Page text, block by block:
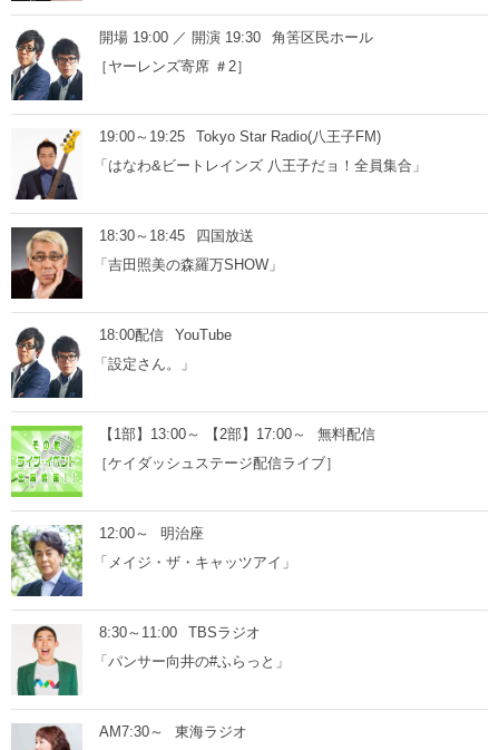
開場 19:00 ／ 開演 19:30
角筈区民ホール
［ヤーレンズ寄席 ＃2］
19:00～19:25
Tokyo Star Radio(八王子FM)
「はなわ&ビートレインズ 八王子だョ！全員集合」
18:30～18:45
四国放送
「吉田照美の森羅万SHOW」
18:00配信
YouTube
「設定さん。」
【1部】13:00～ 【2部】17:00～
無料配信
［ケイダッシュステージ配信ライブ］
12:00～
明治座
「メイジ・ザ・キャッツアイ」
8:30～11:00
TBSラジオ
「パンサー向井の#ふらっと」
AM7:30～
東海ラジオ